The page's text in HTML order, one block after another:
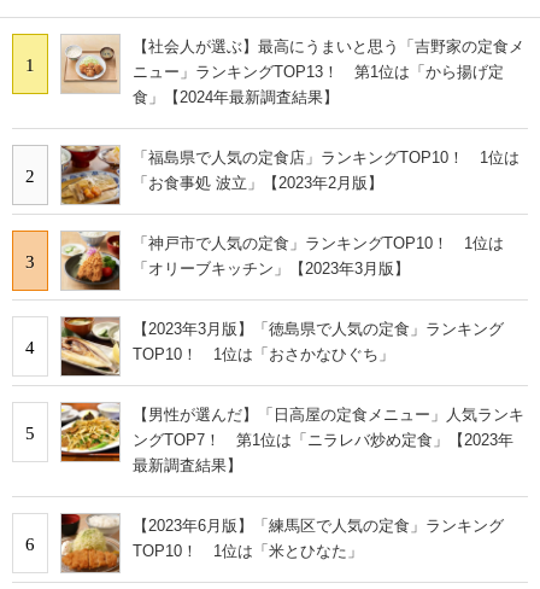
1
【社会人が選ぶ】最高にうまいと思う「吉野家の定食メ
ニュー」ランキングTOP13！ 第1位は「から揚げ定
食」【2024年最新調査結果】
2
「福島県で人気の定食店」ランキングTOP10！ 1位は
「お食事処 波立」【2023年2月版】
3
「神戸市で人気の定食」ランキングTOP10！ 1位は
「オリーブキッチン」【2023年3月版】
4
【2023年3月版】「徳島県で人気の定食」ランキング
TOP10！ 1位は「おさかなひぐち」
5
【男性が選んだ】「日高屋の定食メニュー」人気ランキ
ングTOP7！ 第1位は「ニラレバ炒め定食」【2023年
最新調査結果】
6
【2023年6月版】「練馬区で人気の定食」ランキング
TOP10！ 1位は「米とひなた」